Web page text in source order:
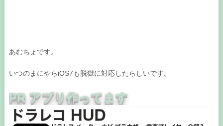
あむちょです。
いつのまにやらiOS7も脱獄に対応したらしいです。
PR アプリ作ってます